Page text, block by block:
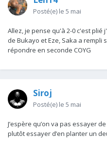
Posté(e) le 5 mai
Allez, je pense qu'à 2-0 c'est
de Bukayo et Eze, Saka a rempli
répondre en seconde COYG
Siroj
Posté(e) le 5 mai
J’espère qu’on va pas essayer
plutôt essayer d’en planter un